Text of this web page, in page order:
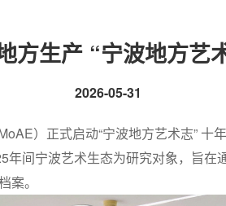
方生产 “宁波地方艺
2026-05-31
）正式启动“宁波地方艺术志” 十
年间宁波艺术生态为研究对象，旨
案。